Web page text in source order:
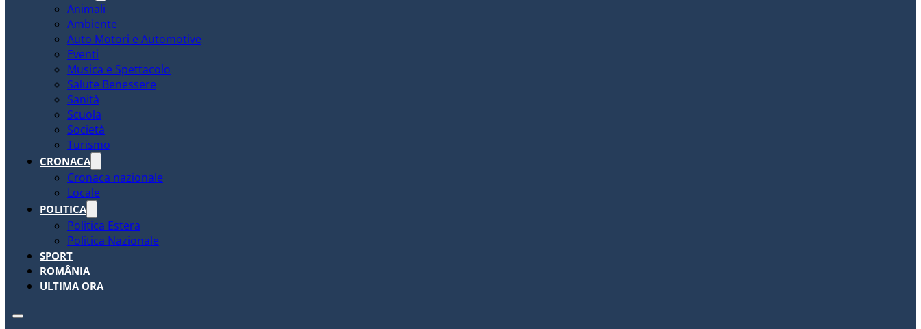
Animali
Ambiente
Auto Motori e Automotive
Eventi
Musica e Spettacolo
Salute Benessere
Sanità
Scuola
Società
Turismo
CRONACA
Cronaca nazionale
Locale
POLITICA
Politica Estera
Politica Nazionale
SPORT
ROMÂNIA
ULTIMA ORA